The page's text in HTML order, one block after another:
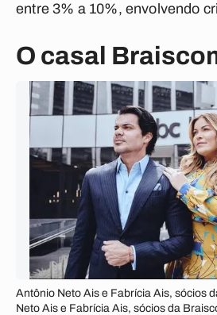
entre 3% a 10%, envolvendo
O casal
Antônio Neto Ais e Fabrícia Ais, sócios
Neto Ais e Fabrícia Ais, sócios da